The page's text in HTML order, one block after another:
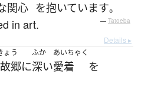
関心 を抱いています。
in art. — Tatoeba
Details ▸
ょう
郷に
ふか
深い
あいちゃく
愛着 を